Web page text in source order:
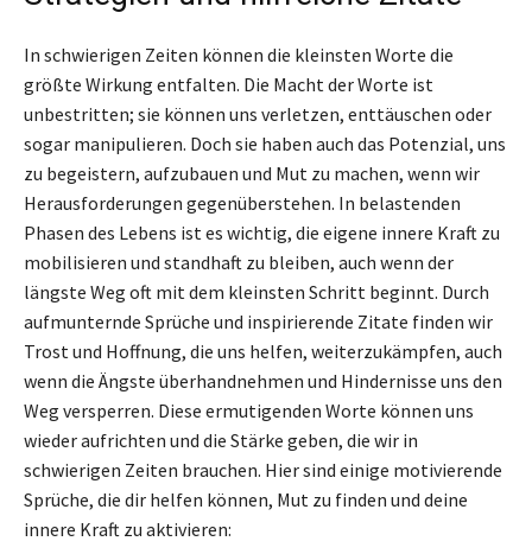
In schwierigen Zeiten können die kleinsten Worte die
größte Wirkung entfalten. Die Macht der Worte ist
unbestritten; sie können uns verletzen, enttäuschen oder
sogar manipulieren. Doch sie haben auch das Potenzial, uns
zu begeistern, aufzubauen und Mut zu machen, wenn wir
Herausforderungen gegenüberstehen. In belastenden
Phasen des Lebens ist es wichtig, die eigene innere Kraft zu
mobilisieren und standhaft zu bleiben, auch wenn der
längste Weg oft mit dem kleinsten Schritt beginnt. Durch
aufmunternde Sprüche und inspirierende Zitate finden wir
Trost und Hoffnung, die uns helfen, weiterzukämpfen, auch
wenn die Ängste überhandnehmen und Hindernisse uns den
Weg versperren. Diese ermutigenden Worte können uns
wieder aufrichten und die Stärke geben, die wir in
schwierigen Zeiten brauchen. Hier sind einige motivierende
Sprüche, die dir helfen können, Mut zu finden und deine
innere Kraft zu aktivieren: